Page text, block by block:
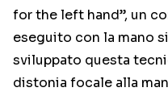
for the left hand”, un
eseguito con la mano
sviluppato questa
distonia focale alla